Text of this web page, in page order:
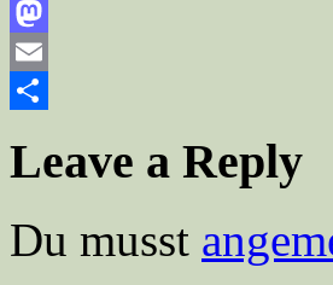
Facebook
Mastodon
Email
Leave a Reply
Du musst